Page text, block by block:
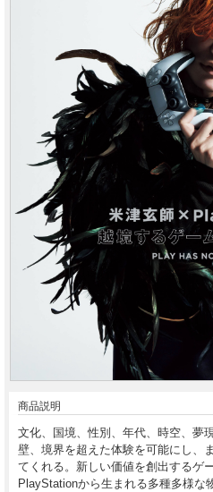
商品説明
文化、国境、性別、年代、時空、
壁、境界を超えた体験を可能にし、
てくれる。新しい価値を創出するゲ
PlayStationから生まれる多種多様な